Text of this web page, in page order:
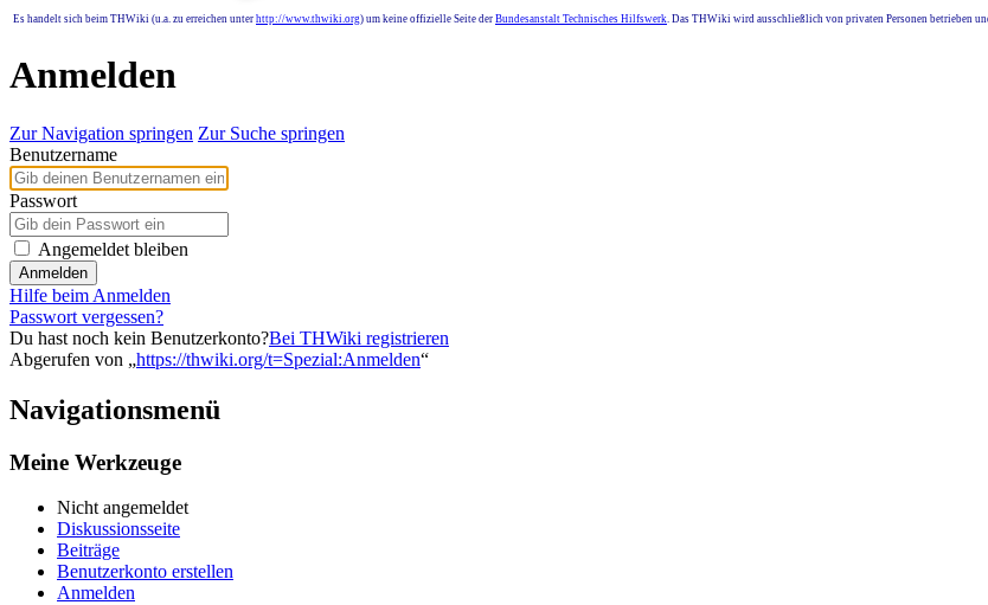
Es handelt sich beim THWiki (u.a. zu erreichen unter http://www.thwiki.org) um keine offizielle Seite der Bundesanstalt Technisches Hilfswerk. Das THWiki wird ausschließlich von privaten Personen betrieben
Anmelden
Zur Navigation springen Zur Suche springen
Benutzername
Passwort
Angemeldet bleiben
Anmelden
Hilfe beim Anmelden
Passwort vergessen?
Du hast noch kein Benutzerkonto?Bei THWiki registrieren
Abgerufen von „https://thwiki.org/t=Spezial:Anmelden“
Navigationsmenü
Meine Werkzeuge
Nicht angemeldet
Diskussionsseite
Beiträge
Benutzerkonto erstellen
Anmelden